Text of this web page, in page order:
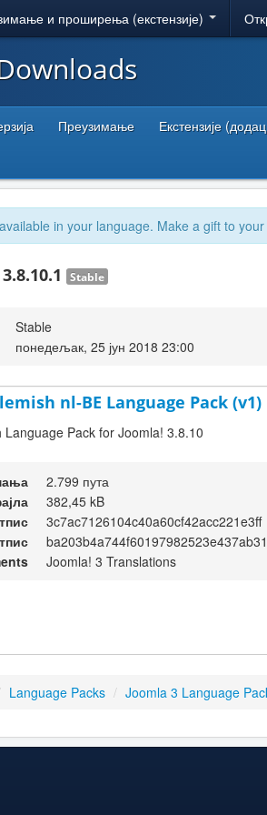
и проширења (екстензије)
Преузимање Екстензије
in your language. Make a gift to
Stable
Stable
понедељак, 25 јун 2018 23:00
nl-BE Language Pack (v1)
Pack for Joomla! 3.8.10
2.799 пута
382,45 kB
3c7ac7126104c40a60cf42acc221e3ff
Joomla! 3 Translations
Language Packs / Joomla 3 Language